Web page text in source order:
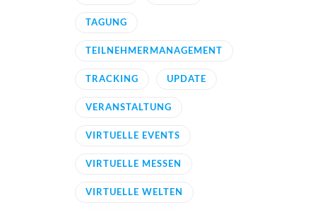
TAGUNG
TEILNEHMERMANAGEMENT
TRACKING UPDATE
VERANSTALTUNG
VIRTUELLE EVENTS
VIRTUELLE MESSEN
VIRTUELLE WELTEN